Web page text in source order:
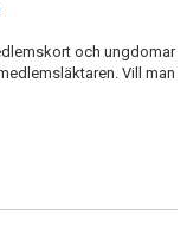
och ungdomar
Vill man